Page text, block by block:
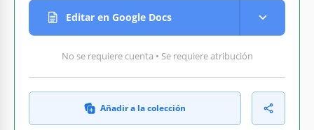
Editar en Google Docs
No se requiere cuenta • Se requiere atribución
Añadir a la colección